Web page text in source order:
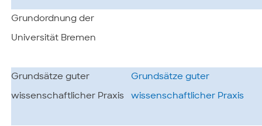
Grundordnung der
Universität Bremen
Grundsätze guter
wissenschaftlicher Praxis
Grundsätze guter
wissenschaftlicher Praxis